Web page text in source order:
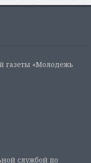
газеты «Молодежь
службой по